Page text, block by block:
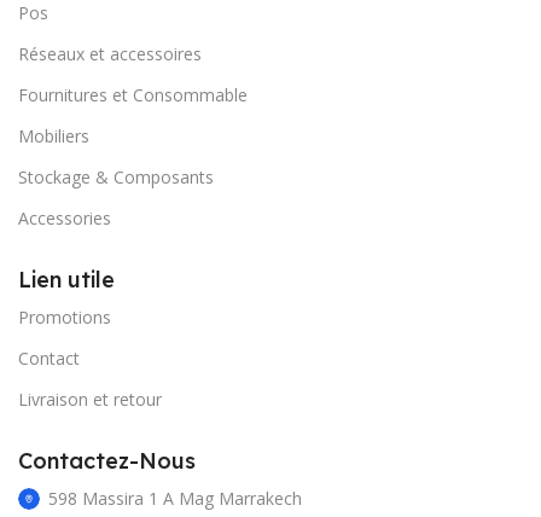
Pos
Réseaux et accessoires
Fournitures et Consommable
Mobiliers
Stockage & Composants
Accessories
Lien utile
Promotions
Contact
Livraison et retour
Contactez-Nous
598 Massira 1 A Mag Marrakech